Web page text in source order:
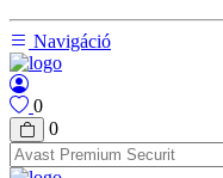
Navigáció
0
0